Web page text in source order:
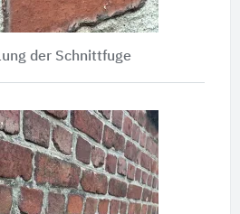
der Schnittfuge